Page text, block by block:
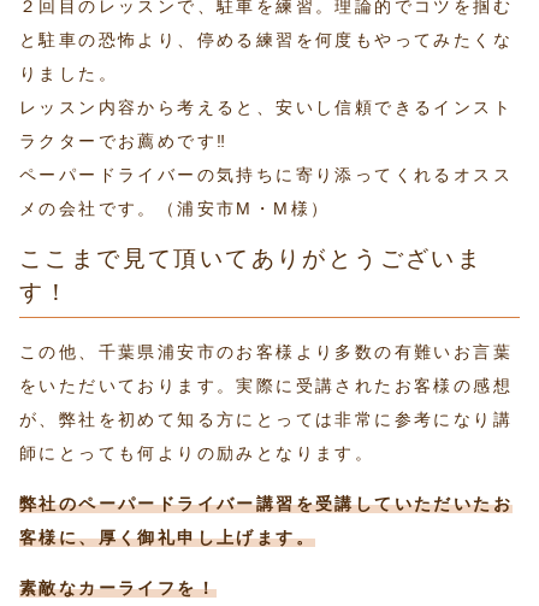
２回目のレッスンで、駐車を練習。理論的でコツを掴む
と駐車の恐怖より、停める練習を何度もやってみたくな
りました。
レッスン内容から考えると、安いし信頼できるインスト
ラクターでお薦めです‼️
ペーパードライバーの気持ちに寄り添ってくれるオスス
メの会社です。（浦安市M・M様）
ここまで見て頂いてありがとうございま
す！
この他、千葉県浦安市のお客様より多数の有難いお言葉
をいただいております。実際に受講されたお客様の感想
が、弊社を初めて知る方にとっては非常に参考になり講
師にとっても何よりの励みとなります。
弊社のペーパードライバー講習を受講していただいたお
客様に、厚く御礼申し上げます。
素敵なカーライフを！